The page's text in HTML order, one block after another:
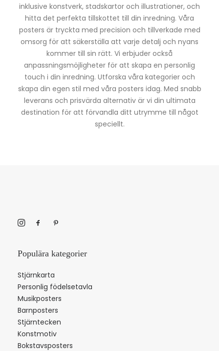
inklusive konstverk, stadskartor och illustrationer, och
hitta det perfekta tillskottet till din inredning. Våra
posters är tryckta med precision och tillverkade med
omsorg för att säkerställa att varje detalj och nyans
kommer till sin rätt. Vi erbjuder också
anpassningsmöjligheter för att skapa en personlig
touch i din inredning. Utforska våra kategorier och
skapa din egen stil med våra posters idag. Med snabb
leverans och prisvärda alternativ är vi din ultimata
destination för att förvandla ditt utrymme till något
speciellt.
Populära kategorier
Stjärnkarta
Personlig födelsetavla
Musikposters
Barnposters
Stjärntecken
Konstmotiv
Bokstavsposters